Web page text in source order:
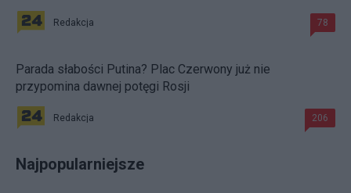
Redakcja 78
Parada słabości Putina? Plac Czerwony już nie
przypomina dawnej potęgi Rosji
Redakcja 206
Najpopularniejsze